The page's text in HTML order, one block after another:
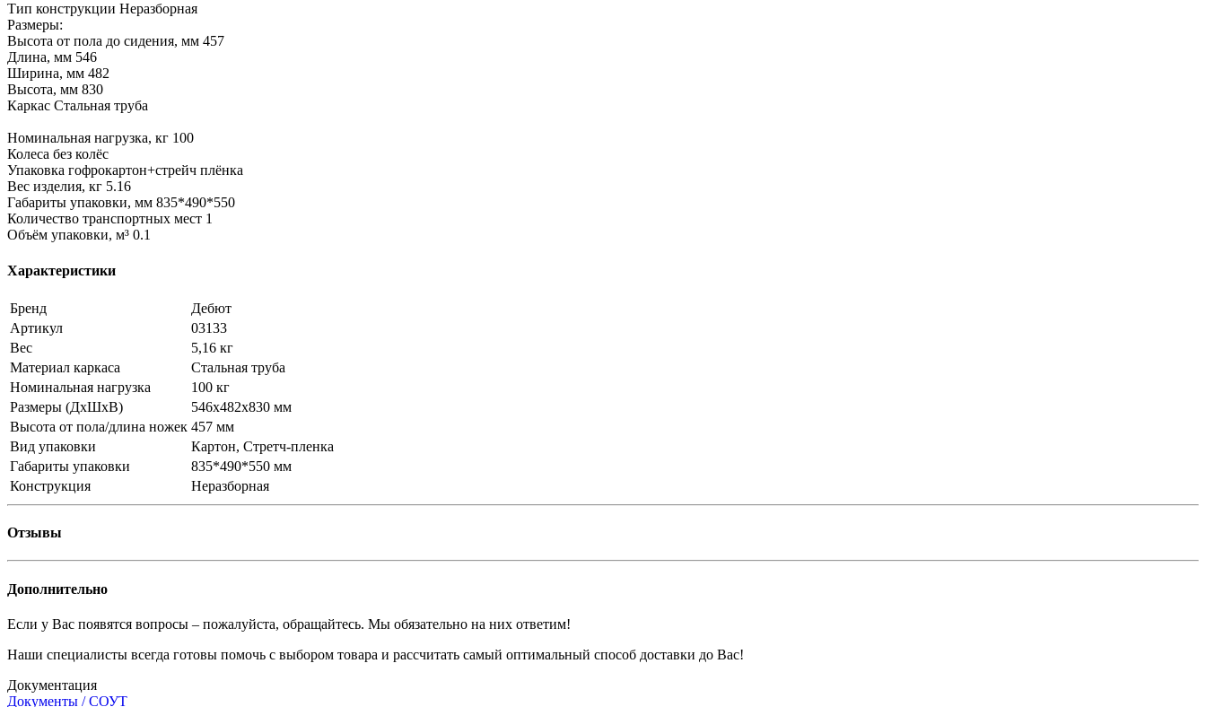
Тип конструкции Неразборная
Размеры:
Высота от пола до сидения, мм 457
Длина, мм 546
Ширина, мм 482
Высота, мм 830
Каркас Стальная труба
Номинальная нагрузка, кг 100
Колеса без колёс
Упаковка гофрокартон+стрейч плёнка
Вес изделия, кг 5.16
Габариты упаковки, мм 835*490*550
Количество транспортных мест 1
Объём упаковки, м³ 0.1
Характеристики
Бренд
Дебют
Артикул
03133
Вес
5,16 кг
Материал каркаса
Стальная труба
Номинальная нагрузка
100 кг
Размеры (ДхШхВ)
546х482х830 мм
Высота от пола/длина ножек 457 мм
Вид упаковки
Картон, Стретч-пленка
Габариты упаковки
835*490*550 мм
Конструкция
Неразборная
Отзывы
Дополнительно
Если у Вас появятся вопросы – пожалуйста, обращайтесь. Мы обязательно на них ответим!
Наши специалисты всегда готовы помочь с выбором товара и рассчитать самый оптимальный способ доставки до Вас!
Документация
Документы / СОУТ